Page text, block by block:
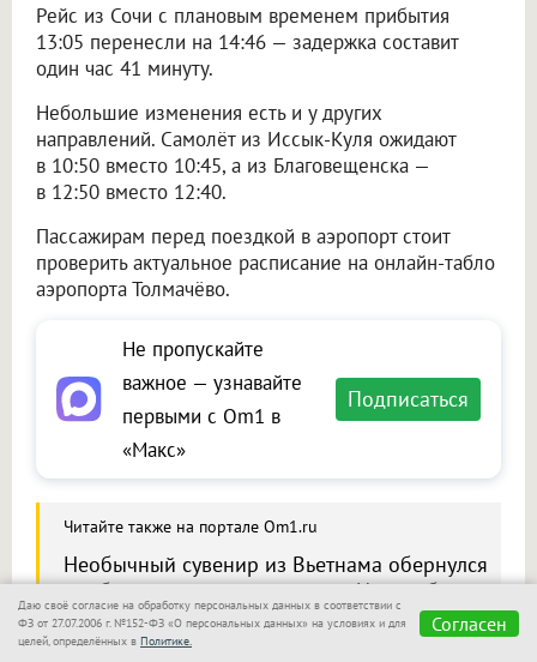
Рейс из Сочи с плановым временем прибытия
13:05 перенесли на 14:46 — задержка составит
один час 41 минуту.
Небольшие изменения есть и у других
направлений. Самолёт из Иссык-Куля ожидают
в 10:50 вместо 10:45, а из Благовещенска —
в 12:50 вместо 12:40.
Пассажирам перед поездкой в аэропорт стоит
проверить актуальное расписание на онлайн-табло
аэропорта Толмачёво.
Не пропускайте
важное — узнавайте
первыми с Om1 в
«Макс»
Подписаться
Читайте также на портале Om1.ru
Необычный сувенир из Вьетнама обернулся
проблемами для пассажира в Новосибирске
Даю своё согласие на обработку персональных данных в соответствии с
ФЗ от 27.07.2006 г. №152-ФЗ «О персональных данных» на условиях и для
целей, определённых в Политике.
Согласен